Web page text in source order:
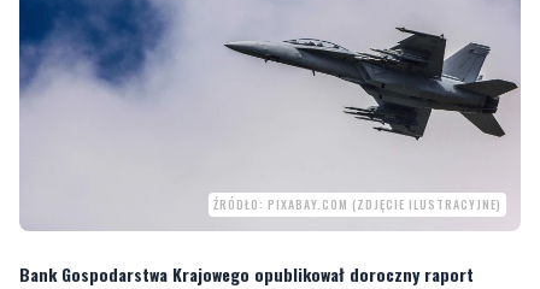
ŹRÓDŁO: PIXABAY.COM (ZDJĘCIE ILUSTRACYJNE)
Bank Gospodarstwa Krajowego opublikował doroczny raport